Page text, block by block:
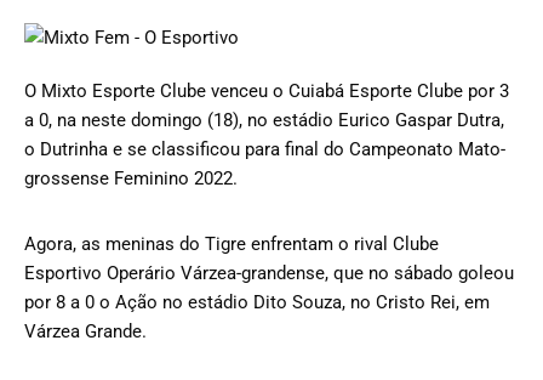
O Mixto Esporte Clube venceu o Cuiabá Esporte Clube por 3
a 0, na neste domingo (18), no estádio Eurico Gaspar Dutra,
o Dutrinha e se classificou para final do Campeonato Mato-
grossense Feminino 2022.
Agora, as meninas do Tigre enfrentam o rival Clube
Esportivo Operário Várzea-grandense, que no sábado goleou
por 8 a 0 o Ação no estádio Dito Souza, no Cristo Rei, em
Várzea Grande.